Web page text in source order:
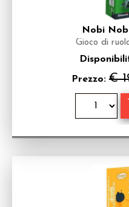
Nobi
Gioco di
Prezzo: €